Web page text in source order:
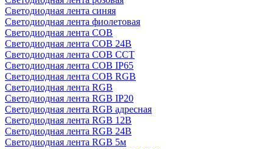
Светодиодная лента синяя
Светодиодная лента фиолетовая
Светодиодная лента COB
Светодиодная лента COB 24В
Светодиодная лента COB CCT
Светодиодная лента COB IP65
Светодиодная лента COB RGB
Светодиодная лента RGB
Светодиодная лента RGB IP20
Светодиодная лента RGB адресная
Светодиодная лента RGB 12В
Светодиодная лента RGB 24В
Светодиодная лента RGB 5м